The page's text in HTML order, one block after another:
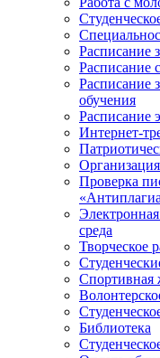
Расписание
Расписание
Расписание
обучения
Расписание
Интернет-
Проверка
среда
Творческое
Спортивная
Библиотека